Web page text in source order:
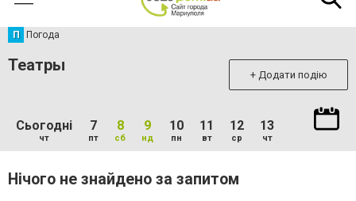
П Погода
Театры + Додати подію
Сьогодні
чт
7
пт
8
сб
9
нд
10
пн
11
вт
12
ср
13
чт
Нічого не знайдено за запитом